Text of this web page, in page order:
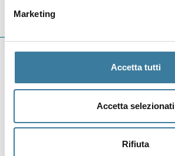
Marketing
Accetta tutti
Accetta selezionati
Rifiuta
P.zza Cavour - 91017, Pantelleria